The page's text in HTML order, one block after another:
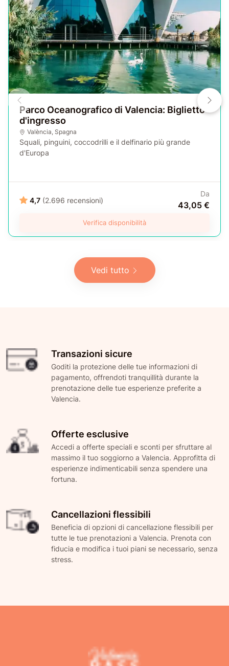
Parco Oceanografico di Valencia: Biglietto
d'ingresso
València, Spagna
Squali, pinguini, coccodrilli e il delfinario più grande
d'Europa
4,7 (2.696 recensioni)
Da
43,05 €
Verifica disponibilità
Vedi tutto
Transazioni sicure
Goditi la protezione delle tue informazioni di
pagamento, offrendoti tranquillità durante la
prenotazione delle tue esperienze preferite a
Valencia.
Offerte esclusive
Accedi a offerte speciali e sconti per sfruttare al
massimo il tuo soggiorno a Valencia. Approfitta di
esperienze indimenticabili senza spendere una
fortuna.
Cancellazioni flessibili
Beneficia di opzioni di cancellazione flessibili per
tutte le tue prenotazioni a Valencia. Prenota con
fiducia e modifica i tuoi piani se necessario, senza
stress.